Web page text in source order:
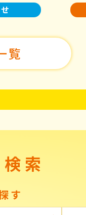
覧
索
す